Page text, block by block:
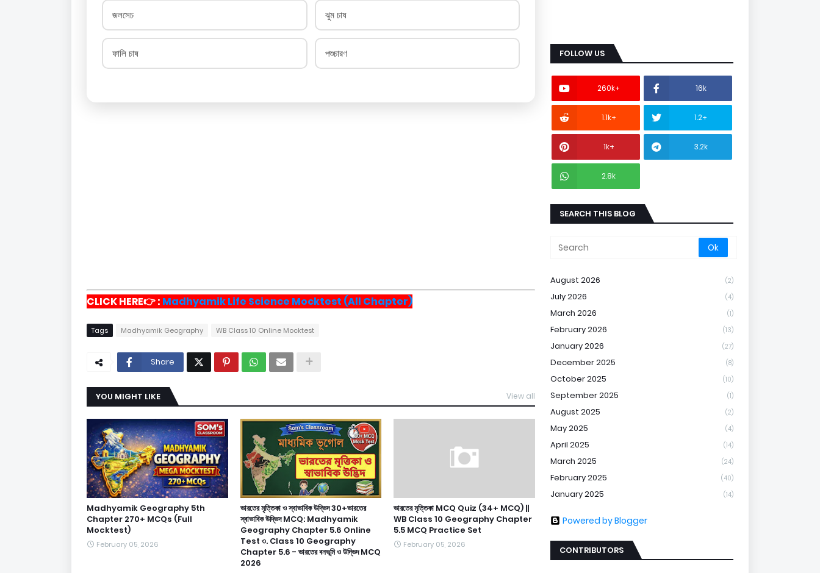
জলসেচ ঝুম চাষ
ফালি চাষ পশুচারণ
CLICK HERE👉 : Madhyamik Life Science Mocktest (All Chapter)
Tags Madhyamik Geography WB Class 10 Online Mocktest
Share
YOU MIGHT LIKE View all
Madhyamik Geography 5th
Chapter 270+ MCQs (Full
Mocktest)
February 05, 2026
ভারতের মৃত্তিকা ও স্বাভাবিক উদ্ভিদ 30+ভারতের
স্বাভাবিক উদ্ভিদ MCQ: Madhyamik
Geography Chapter 5.6 Online
Test ৩. Class 10 Geography
Chapter 5.6 - ভারতের বনভূমি ও উদ্ভিদ MCQ
2026
ভারতের মৃত্তিকা MCQ Quiz (34+ MCQ) ||
WB Class 10 Geography Chapter
5.5 MCQ Practice Set
February 05, 2026
FOLLOW US
260k+ 16k
1.1k+ 1.2+
1k+ 3.2k
2.8k
SEARCH THIS BLOG
August 2026 (2)
July 2026 (4)
March 2026 (1)
February 2026 (13)
January 2026 (27)
December 2025 (8)
October 2025 (10)
September 2025 (1)
August 2025 (2)
May 2025 (4)
April 2025 (14)
March 2025 (24)
February 2025 (40)
January 2025 (14)
Powered by Blogger
CONTRIBUTORS